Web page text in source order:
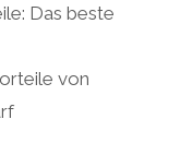
Das beste
von